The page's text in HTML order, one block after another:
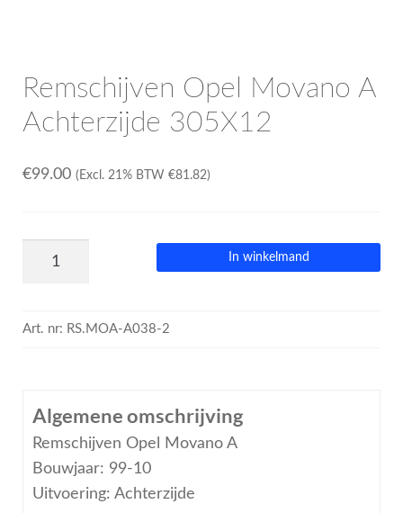
Remschijven Opel Movano A
Achterzijde 305X12
€99.00 (Excl. 21% BTW €81.82)
In winkelmand
Art. nr: RS.MOA-A038-2
Algemene omschrijving
Remschijven Opel Movano A
Bouwjaar: 99-10
Uitvoering: Achterzijde